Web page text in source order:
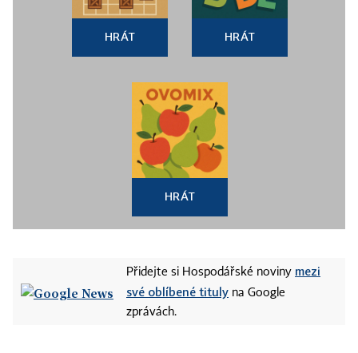
HRÁT HRÁT
HRÁT
Přidejte si Hospodářské noviny mezi
své oblíbené tituly na Google
zprávách.